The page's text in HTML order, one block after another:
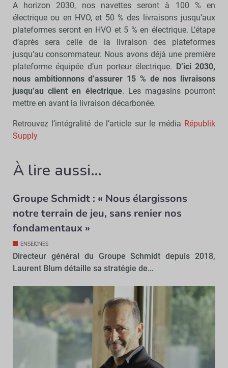
A horizon 2030, nos navettes seront à 100 % en
électrique ou en HVO, et 50 % des livraisons jusqu’aux
plateformes seront en HVO et 5 % en électrique. L’étape
d’après sera celle de la livraison des plateformes
jusqu’au consommateur. Nous avons déjà une première
plateforme équipée d’un porteur électrique. D’ici 2030,
nous ambitionnons d’assurer 15 % de nos livraisons
jusqu’au client en électrique. Les magasins pourront
mettre en avant la livraison décarbonée.
Retrouvez l’intégralité de l’article sur le média Républik
Supply
À lire aussi…
Groupe Schmidt : « Nous élargissons
notre terrain de jeu, sans renier nos
fondamentaux »
ENSEIGNES
Directeur général du Groupe Schmidt depuis 2018,
Laurent Blum détaille sa stratégie de...